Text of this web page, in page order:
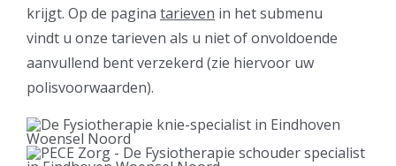
krijgt. Op de pagina tarieven in het submenu
vindt u onze tarieven als u niet of onvoldoende
aanvullend bent verzekerd (zie hiervoor uw
polisvoorwaarden).